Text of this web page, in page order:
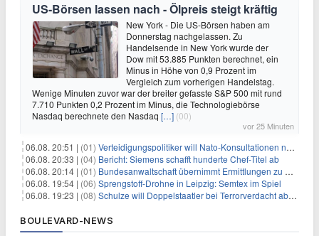
US-Börsen lassen nach - Ölpreis steigt kräftig
New York - Die US-Börsen haben am
Donnerstag nachgelassen. Zu
Handelsende in New York wurde der
Dow mit 53.885 Punkten berechnet, ein
Minus in Höhe von 0,9 Prozent im
Vergleich zum vorherigen Handelstag.
Wenige Minuten zuvor war der breiter gefasste S&P 500 mit rund
7.710 Punkten 0,2 Prozent im Minus, die Technologiebörse
Nasdaq berechnete den Nasdaq […] (00)
vor 25 Minuten
06.08. 20:51 | (01) Verteidigungspolitiker will Nato-Konsultationen nach Drohnenfund
06.08. 20:33 | (04) Bericht: Siemens schafft hunderte Chef-Titel ab
06.08. 20:14 | (01) Bundesanwaltschaft übernimmt Ermittlungen zu Drohnenvorfall
06.08. 19:54 | (06) Sprengstoff-Drohne in Leipzig: Semtex im Spiel
06.08. 19:23 | (08) Schulze will Doppelstaatler bei Terrorverdacht abschieben
BOULEVARD-NEWS